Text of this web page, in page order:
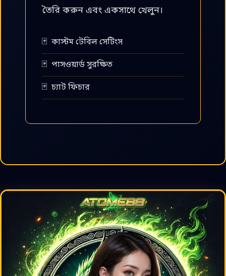
তৈরি করুন এবং একসাথে খেলুন।
কাস্টম টেবিল সেটিংস
পাসওয়ার্ড সুরক্ষিত
চ্যাট ফিচার